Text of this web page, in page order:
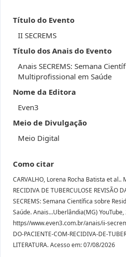
Título do Evento
II SECREMS
Título dos Anais do Evento
Anais SECREMS: Semana
Multiprofissional em Saúde
Nome da Editora
Even3
Meio de Divulgação
Meio Digital
Como citar
CARVALHO, Lorena Rocha Batista et al..
RECIDIVA DE TUBERCULOSE REVISÃO
SECREMS: Semana Científica sobre
Saúde. Anais...Uberlândia(MG)
https//www.even3.com.br/anais/ii-
DO-PACIENTE-COM-RECIDIVA-DE-
LITERATURA. Acesso em: 07/08/2026